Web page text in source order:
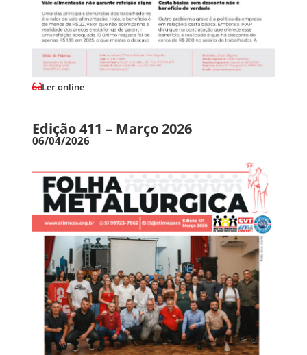
Ler online
Edição 411 – Março 2026
06/04/2026